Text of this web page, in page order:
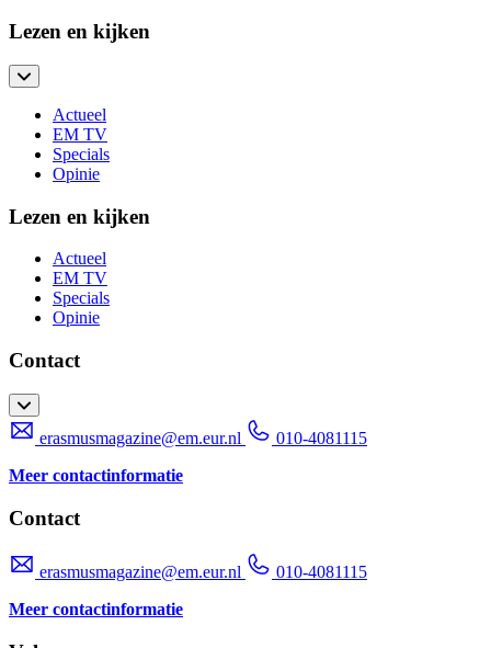
Lezen en kijken
Actueel
EM TV
Specials
Opinie
Lezen en kijken
Actueel
EM TV
Specials
Opinie
Contact
erasmusmagazine@em.eur.nl
010-4081115
Meer contactinformatie
Contact
erasmusmagazine@em.eur.nl
010-4081115
Meer contactinformatie